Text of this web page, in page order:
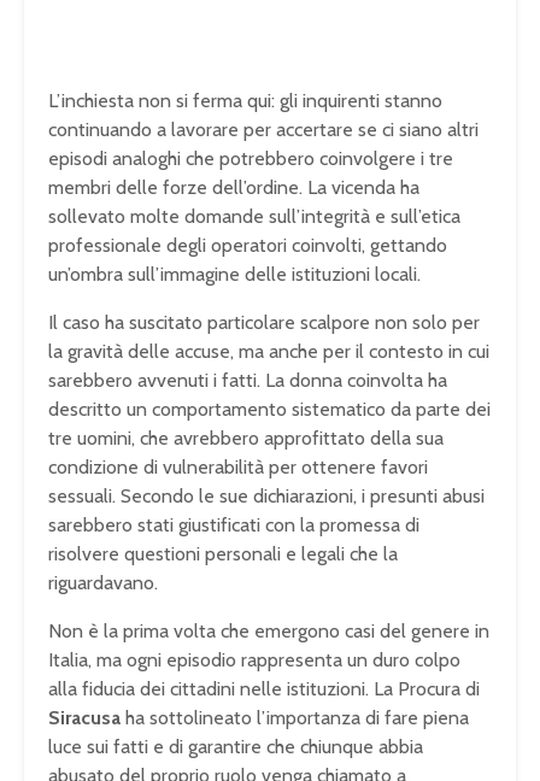
L’inchiesta non si ferma qui: gli inquirenti stanno
continuando a lavorare per accertare se ci siano altri
episodi analoghi che potrebbero coinvolgere i tre
membri delle forze dell’ordine. La vicenda ha
sollevato molte domande sull’integrità e sull’etica
professionale degli operatori coinvolti, gettando
un’ombra sull’immagine delle istituzioni locali.
Il caso ha suscitato particolare scalpore non solo per
la gravità delle accuse, ma anche per il contesto in cui
sarebbero avvenuti i fatti. La donna coinvolta ha
descritto un comportamento sistematico da parte dei
tre uomini, che avrebbero approfittato della sua
condizione di vulnerabilità per ottenere favori
sessuali. Secondo le sue dichiarazioni, i presunti abusi
sarebbero stati giustificati con la promessa di
risolvere questioni personali e legali che la
riguardavano.
Non è la prima volta che emergono casi del genere in
Italia, ma ogni episodio rappresenta un duro colpo
alla fiducia dei cittadini nelle istituzioni. La Procura di
Siracusa ha sottolineato l’importanza di fare piena
luce sui fatti e di garantire che chiunque abbia
abusato del proprio ruolo venga chiamato a